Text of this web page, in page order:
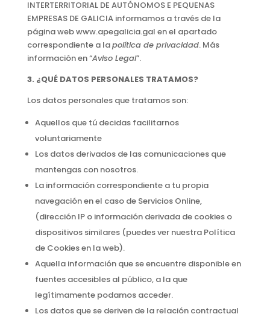
INTERTERRITORIAL DE AUTÓNOMOS E PEQUENAS
EMPRESAS DE GALICIA informamos a través de la
página web www.apegalicia.gal en el apartado
correspondiente a lapolítica de privacidad. Más
información en “Aviso Legal”.
3. ¿QUÉ DATOS PERSONALES TRATAMOS?
Los datos personales que tratamos son:
Aquellos que tú decidas facilitarnos
voluntariamente
Los datos derivados de las comunicaciones que
mantengas con nosotros.
La información correspondiente a tu propia
navegación en el caso de Servicios Online,
(dirección IP o información derivada de cookies o
dispositivos similares (puedes ver nuestra Política
de Cookies en la web).
Aquella información que se encuentre disponible en
fuentes accesibles al público, a la que
legítimamente podamos acceder.
Los datos que se deriven de la relación contractual